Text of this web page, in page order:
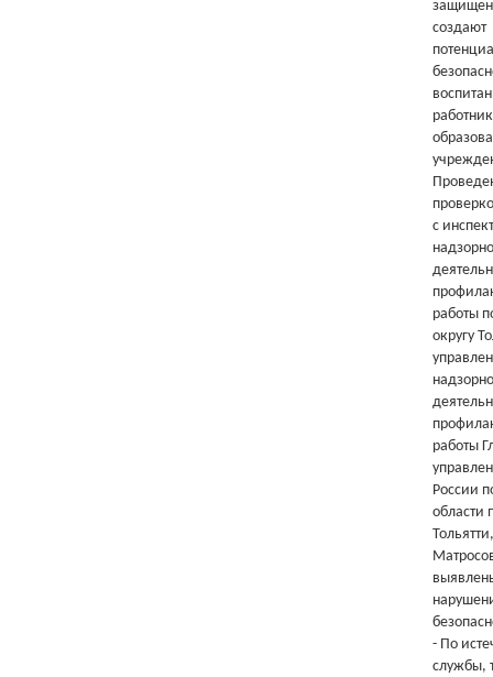
создают
с
работы
округу
работы
России
области
- По
службы,